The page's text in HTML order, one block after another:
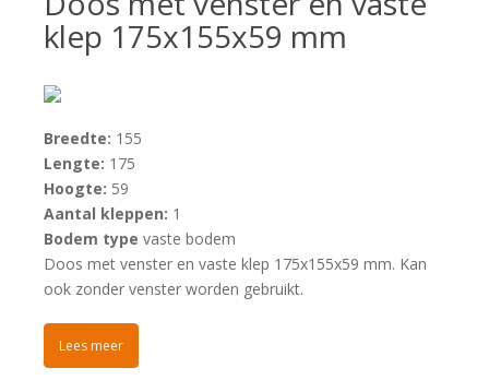
klep 175x155x59 mm
Breedte: 155
Lengte: 175
Hoogte: 59
Aantal kleppen: 1
Bodem type vaste bodem
Doos met venster en vaste klep 175x155x59 mm. Kan
ook zonder venster worden gebruikt.
Lees meer